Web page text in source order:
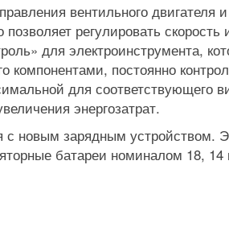
вентильного двигателя
регулировать
для электроинструмента,
компонентами, постоянно
для соответствующего
энергозатрат.
с новым зарядным устройством.
батареи номиналом 18, 14